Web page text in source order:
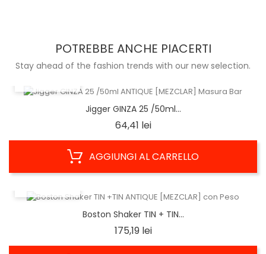
POTREBBE ANCHE PIACERTI
Stay ahead of the fashion trends with our new selection.
Jigger GINZA 25 /50ml...
64,41 leiPrezzo
AGGIUNGI AL CARRELLO
Boston Shaker TIN + TIN...
175,19 leiPrezzo